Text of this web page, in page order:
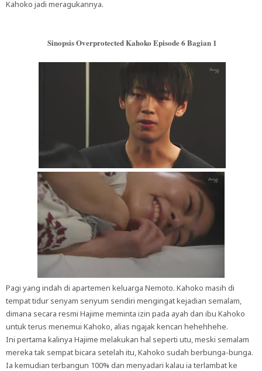
Kahoko jadi meragukannya.
Sinopsis Overprotected Kahoko Episode 6 Bagian 1
Pagi yang indah di apartemen keluarga Nemoto. Kahoko masih di
tempat tidur senyam senyum sendiri mengingat kejadian semalam,
dimana secara resmi Hajime meminta izin pada ayah dan ibu Kahoko
untuk terus menemui Kahoko, alias ngajak kencan hehehhehe.
Ini pertama kalinya Hajime melakukan hal seperti utu, meski semalam
mereka tak sempat bicara setelah itu, Kahoko sudah berbunga-bunga.
Ia kemudian terbangun 100% dan menyadari kalau ia terlambat ke